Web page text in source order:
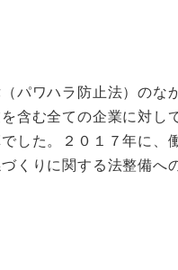
パワハラ防止法）の
含む全ての企業に対し
した。２０１７年に
くりに関する法整備